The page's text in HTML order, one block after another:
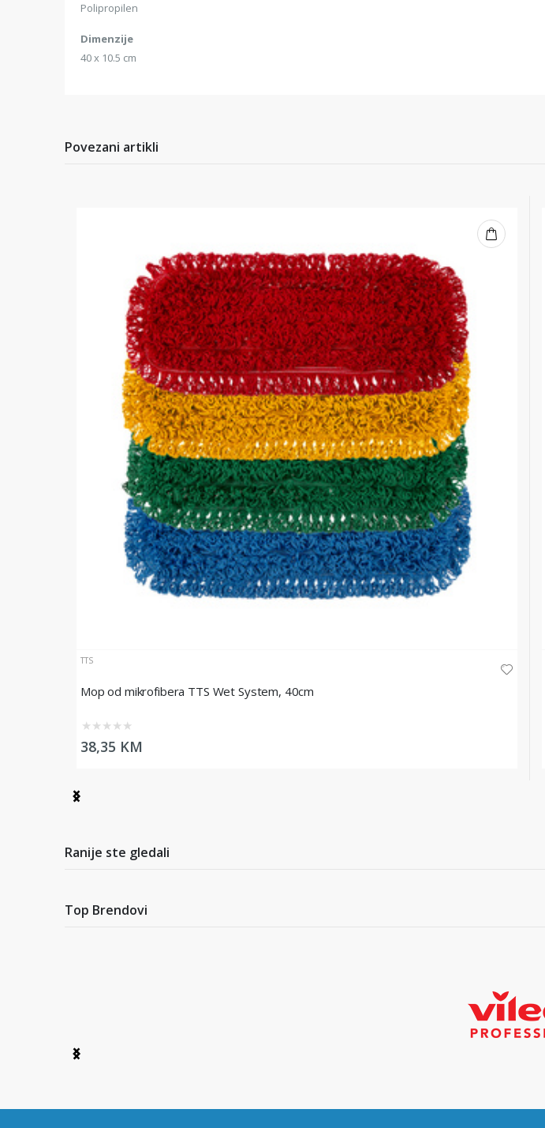
Polipropilen
Dimenzije
40 x 10.5 cm
Povezani artikli
TTS
Mop od mikrofibera TTS Wet System, 40cm
★ ★ ★ ★ ★
38,35 KM
Item
7
Ranije ste gledali
Top Brendovi
Item